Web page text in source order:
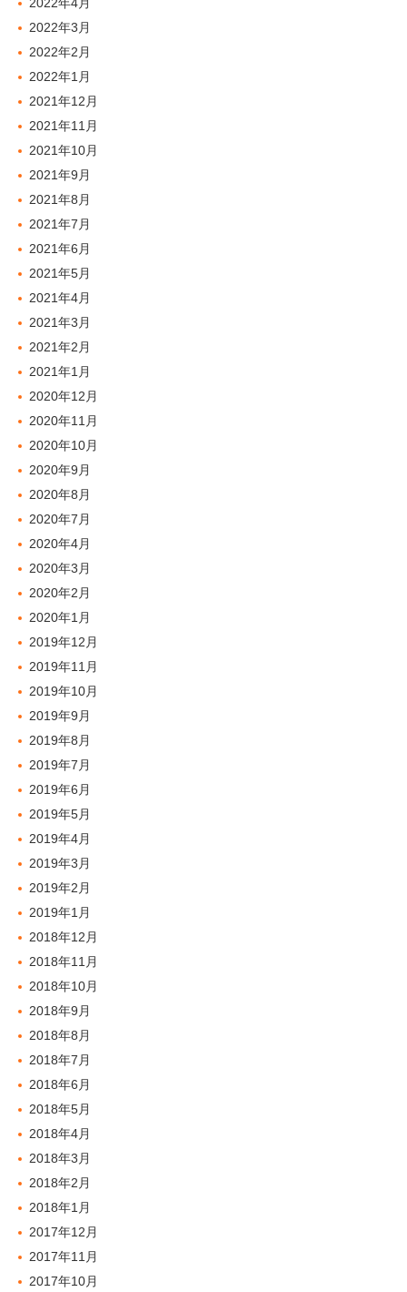
2022年4月
2022年3月
2022年2月
2022年1月
2021年12月
2021年11月
2021年10月
2021年9月
2021年8月
2021年7月
2021年6月
2021年5月
2021年4月
2021年3月
2021年2月
2021年1月
2020年12月
2020年11月
2020年10月
2020年9月
2020年8月
2020年7月
2020年4月
2020年3月
2020年2月
2020年1月
2019年12月
2019年11月
2019年10月
2019年9月
2019年8月
2019年7月
2019年6月
2019年5月
2019年4月
2019年3月
2019年2月
2019年1月
2018年12月
2018年11月
2018年10月
2018年9月
2018年8月
2018年7月
2018年6月
2018年5月
2018年4月
2018年3月
2018年2月
2018年1月
2017年12月
2017年11月
2017年10月